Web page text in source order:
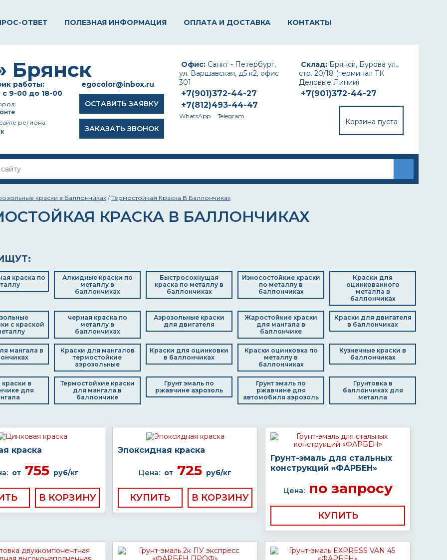
ОТВЕТ ПОЛЕЗНАЯ ИНФОРМАЦИЯ ОПЛАТА И ДОСТАВКА КОНТАКТЫ
Склад: Брянск, Бурова ул.,
стр. 20/18 (терминал ТК
Деловые Линии)
+7(901)372-44-27
Корзина пуста
Офис: Санкт - Петербург,
ул. Варшавская, д5 к2, офис
301
+7(901)372-44-27
+7(812)493-44-47
WhatsApp Telegram
egocolor@inbox.ru
ОСТАВИТЬ ЗАЯВКУ
ЗАКАЗАТЬ ЗВОНОК
работы:
с 9-00 до 18-00
региона:
краски в баллончиках /Термостойкая Краска В Баллончиках
КРАСКА В БАЛЛОНЧИКАХ
краска по
Алкидные краски по
металлу в
баллончиках
Быстросохнущая
краска по металлу в
баллончиках
Износостойкие краски
по металлу в
баллончиках
Краски для
оцинкованного
металла в
баллончиках
с краской
черная краска по
металлу в
баллончиках
Аэрозольные краски
для двигателя
Жаростойкие краски
для мангала в
баллончике
Краски для двигателя
в баллончиках
мангала в
Краски для мангалов
термостойкие
аэрозольные
Краски для оцинковки
в баллончиках
Краски оцинковка по
металлу в
баллончиках
Кузнечные краски в
баллончиках
в
для
Термостойкие краски
для мангала в
баллончике
Грунт эмаль по
ржавчине аэрозоль
Грунт эмаль по
ржавчине для
автомобиля аэрозоль
Грунтовка в
баллончиках для
металла
краска
от755 руб/кг
Эпоксидная краска
Цена: от 725 руб/кг
КУПИТЬ
Грунт-эмаль для стальных
конструкций «ФАРБЕН»
Цена:по запросу
КУПИТЬ